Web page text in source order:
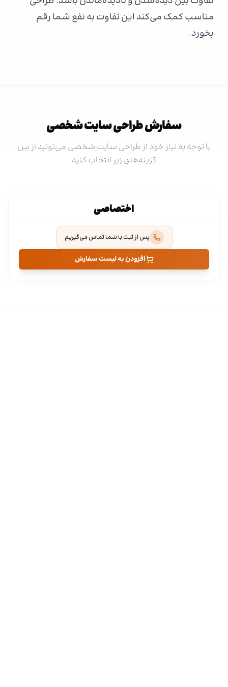
مناسب کمک می‌کند این تفاوت به نفع شما رقم
بخورد.
سفارش طراحی سایت شخصی
با توجه به نیاز خود از طراحی سایت شخصی می‌تونید از بین
گزینه‌های زیر انتخاب کنید
اختصاصی
پس از ثبت با شما تماس می‌گیریم
افزودن به لیست سفارش